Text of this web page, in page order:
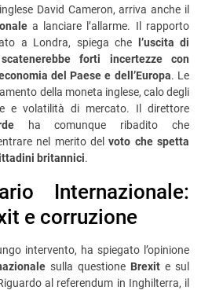
David Cameron, arriva anche il
a lanciare l’allarme. Il rapporto
a Londra, spiega che
l’uscita di
forti incertezze con
del Paese e dell’Europa. Le
della moneta inglese, calo degli
e volatilità di mercato. Il direttore
ha comunque ribadito che
nel merito delvoto che spetta
britannici.
Internazionale:
e corruzione
intervento, ha spiegato l’opinione
sulla questione Brexit e sul
al referendum in Inghilterra, il